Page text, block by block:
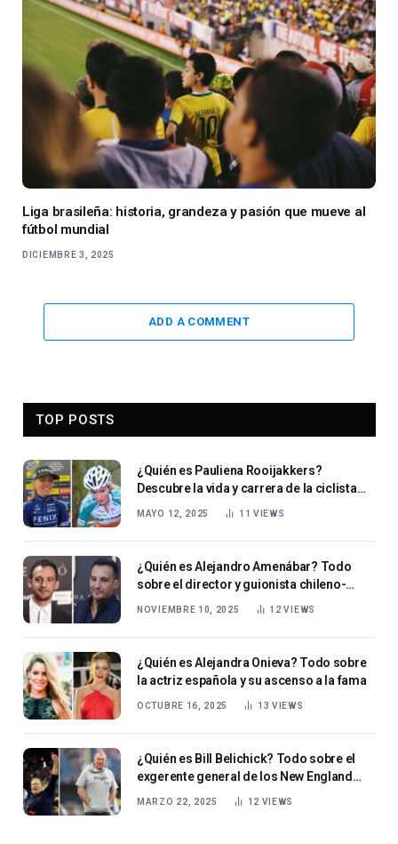
Liga brasileña: historia, grandeza y pasión que mueve al
fútbol mundial
DICIEMBRE 3, 2025
ADD A COMMENT
TOP POSTS
¿Quién es Pauliena Rooijakkers?
Descubre la vida y carrera de la ciclista
MAYO 12, 2025 11 VIEWS
¿Quién es Alejandro Amenábar? Todo
sobre el director y guionista chileno-
NOVIEMBRE 10, 2025 12VIEWS
¿Quién es Alejandra Onieva? Todo sobre
la actriz española y su ascenso a la fama
OCTUBRE 16, 2025 13VIEWS
¿Quién es Bill Belichick? Todo sobre el
exgerente general de los New England
MARZO 22, 2025 12 VIEWS